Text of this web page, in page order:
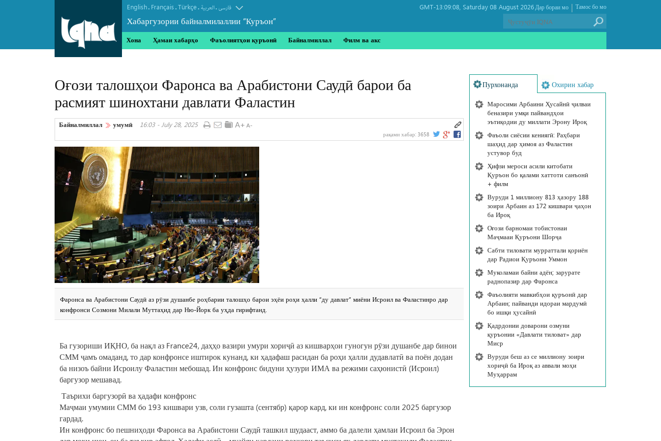
English. Français.Türkçe. العربیة.فارسی
Хабаргузории байналмилаллии “Куръон”
Saturday 08 August 2026 ,
GMT-13:09:08 Тамос бо мо
|
Дар бораи мо
Хона Ҳамаи хабарҳо Фаъолиятҳои қуръонӣ Байналмиллал Филм ва акс
Оғози талошҳои Фаронса ва Арабистони Саудӣ барои ба
расмият шинохтани давлати Фаластин
Байналмиллал умумӣ 16:03 - July 28, 2025
рақами хабар: 3658
Фаронса ва Арабистони Саудӣ аз рӯзи душанбе роҳбарии талошҳо барои эҳёи роҳи ҳалли “ду давлат” миёни Исроил ва Фаластинро дар
конфронси Созмони Милали Муттаҳид дар Ню-Йорк ба уҳда гирифтанд.
Ба гузориши ИҚНО, ба нақл аз France24, даҳҳо вазири умури хориҷӣ аз кишварҳои гуногун рӯзи душанбе дар бинои
СММ ҷамъ омаданд, то дар конфронсе иштирок кунанд, ки ҳадафаш расидан ба роҳи ҳалли дудавлатӣ ва поён додан
ба низоъ байни Исроилу Фаластин мебошад. Ин конфронс бидуни ҳузури ИМА ва режими саҳюнистӣ (Исроил)
баргузор мешавад.
Таърихи баргузорӣ ва ҳадафи конфронс
Маҷмаи умумии СММ бо 193 кишвари узв, соли гузашта (сентябр) қарор кард, ки ин конфронс соли 2025 баргузор
гардад.
Ин конфронс бо пешниҳоди Фаронса ва Арабистони Саудӣ ташкил шудааст, аммо ба далели ҳамлаи Исроил ба Эрон
Пурхонанда Охирин хабар
Маросими Арбаини Ҳусайнӣ ҷилваи
беназири умқи пайвандҳои
эътиқодии ду миллати Эрону Ироқ
Фаъоли сиёсии кениягӣ: Раҳбари
шаҳид дар ҳимоя аз Фаластин
устувор буд
Ҳифзи мероси асили китобати
Қуръон бо қалами хаттоти санъонӣ
+ филм
Вуруди 1 миллиону 813 ҳазору 188
зоири Арбаин аз 172 кишвари ҷаҳон
ба Ироқ
Оғози барномаи тобистонаи
Маҷмааи Қуръони Шорҷа
Сабти тиловати мурраттали қориён
дар Радиои Қуръони Уммон
Муколамаи байни адён; зарурате
раднопазир дар Фаронса
Фаъолияти мавкибҳои қуръонӣ дар
Арбаин; пайванди идораи мардумӣ
бо ишқи ҳусайнӣ
Қадрдонии доварони озмуни
қуръонии «Давлати тиловат» дар
Миср
Вуруди беш аз се миллиону зоири
хориҷӣ ба Ироқ аз аввали моҳи
Муҳаррам